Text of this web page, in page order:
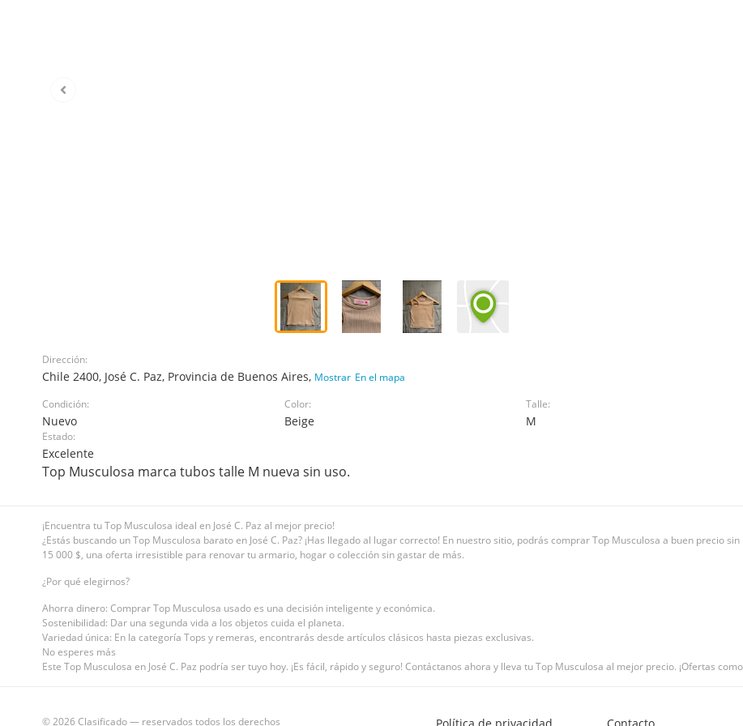
Dirección:
Chile 2400, José C. Paz, Provincia de Buenos Aires, Mostrar En el mapa
Condición:
Nuevo
Color:
Beige
Talle:
M
Estado:
Excelente
Top Musculosa marca tubos talle M nueva sin uso.
¡Encuentra tu Top Musculosa ideal en José C. Paz al mejor precio!
¿Estás buscando un Top Musculosa barato en José C. Paz? ¡Has llegado al lugar correcto! En nuestro sitio, podrás comprar Top Musculosa a buen precio
15 000 $, una oferta irresistible para renovar tu armario, hogar o colección sin gastar de más.
¿Por qué elegirnos?
Ahorra dinero: Comprar Top Musculosa usado es una decisión inteligente y económica.
Sostenibilidad: Dar una segunda vida a los objetos cuida el planeta.
Variedad única: En la categoría Tops y remeras, encontrarás desde artículos clásicos hasta piezas exclusivas.
No esperes más
Este Top Musculosa en José C. Paz podría ser tuyo hoy. ¡Es fácil, rápido y seguro! Contáctanos ahora y lleva tu Top Musculosa al mejor precio. ¡Ofertas
© 2026 Clasificado — reservados todos los derechos